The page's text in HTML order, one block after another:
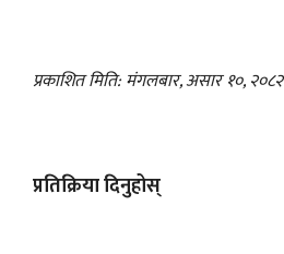
प्रकाशित मिति: मंगलबार, असार १०, २०८२
प्रतिक्रिया दिनुहोस्